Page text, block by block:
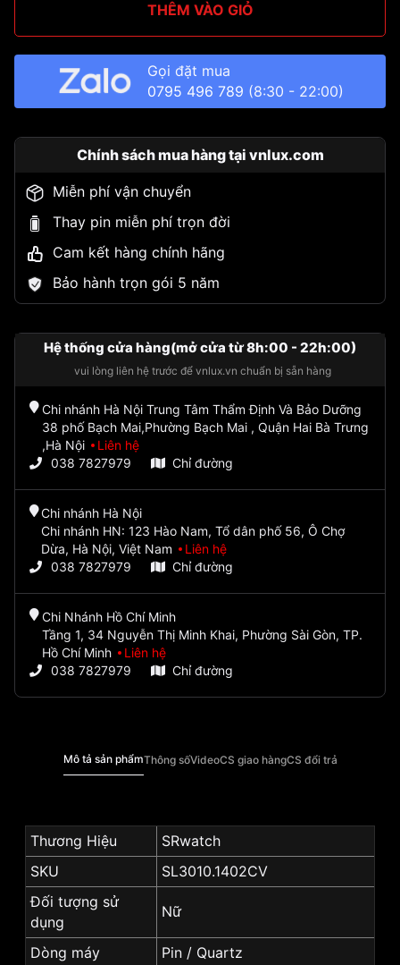
THÊM VÀO GIỎ
Gọi đặt mua
0795 496 789 (8:30 - 22:00)
Chính sách mua hàng tại vnlux.com
Miễn phí vận chuyển
Thay pin miễn phí trọn đời
Cam kết hàng chính hãng
Bảo hành trọn gói 5 năm
Hệ thống cửa hàng(mở cửa từ 8h:00 - 22h:00)
vui lòng liên hệ trước để vnlux.vn chuẩn bị sẵn hàng
Chi nhánh Hà Nội Trung Tâm Thẩm Định Và Bảo Dưỡng
38 phố Bạch Mai,Phường Bạch Mai , Quận Hai Bà Trưng
,Hà Nội
Liên hệ
038 7827979
Chỉ đường
Chi nhánh Hà Nội
Chi nhánh HN: 123 Hào Nam, Tổ dân phố 56, Ô Chợ
Dừa, Hà Nội, Việt Nam
Liên hệ
038 7827979
Chỉ đường
Chi Nhánh Hồ Chí Minh
Tầng 1, 34 Nguyễn Thị Minh Khai, Phường Sài Gòn, TP.
Hồ Chí Minh
Liên hệ
038 7827979
Chỉ đường
Mô tả sản phẩmThông sốVideoCS giao hàngCS đổi trả
Thương Hiệu
SRwatch
SKU
SL3010.1402CV
Đối tượng sử
dụng
Nữ
Dòng máy Pin / Quartz